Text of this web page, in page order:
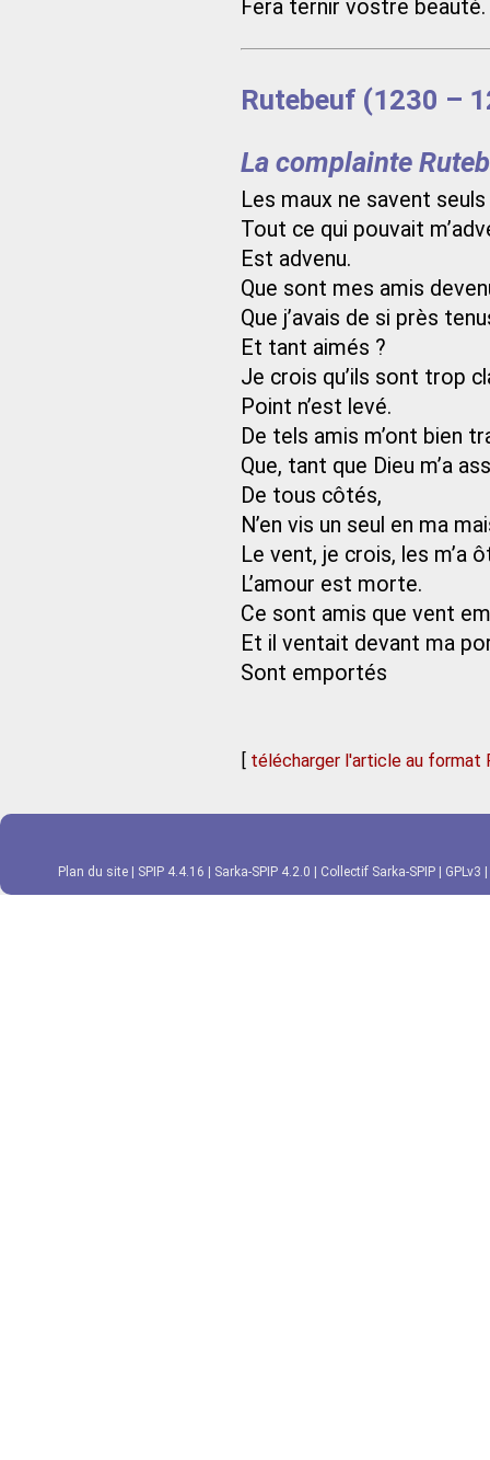
Fera ternir vostre beauté.
Rutebeuf (1230 –
La complainte
Les maux ne savent seuls
Tout ce qui pouvait
Est advenu.
Que sont mes amis
Que j’avais de si près
Et tant aimés ?
Je crois qu’ils sont trop
Point n’est levé.
De tels amis m’ont bien
Que, tant que Dieu m’a
De tous côtés,
N’en vis un seul en ma
Le vent, je crois, les m’a
L’amour est morte.
Ce sont amis que vent
Et il ventait devant ma
Sont emportés
[ télécharger l'article au format
Plan du site | SPIP 4.4.16 | Sarka-SPIP 4.2.0 | Collectif Sarka-SPIP | GPLv3 |